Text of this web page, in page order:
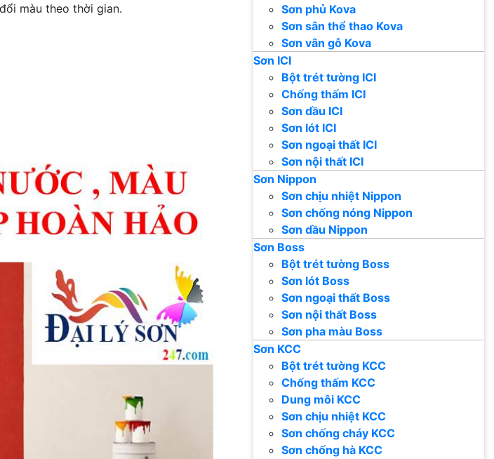
màu theo thời gian.
Sơn phủ Kova
Sơn sân thể thao Kova
Sơn vân gỗ Kova
Sơn ICI
Bột trét tường ICI
Chống thấm ICI
Sơn dầu ICI
Sơn lót ICI
Sơn ngoại thất ICI
Sơn nội thất ICI
Sơn Nippon
Sơn chịu nhiệt Nippon
Sơn chống nóng Nippon
Sơn dầu Nippon
Sơn Boss
Bột trét tường Boss
Sơn lót Boss
Sơn ngoại thất Boss
Sơn nội thất Boss
Sơn pha màu Boss
Sơn KCC
Bột trét tường KCC
Chống thấm KCC
Dung môi KCC
Sơn chịu nhiệt KCC
Sơn chống cháy KCC
Sơn chống hà KCC